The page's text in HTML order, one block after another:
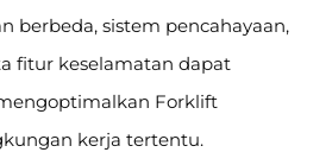
berbeda, sistem pencahayaan,
fitur keselamatan dapat
Forklift
kerja tertentu.